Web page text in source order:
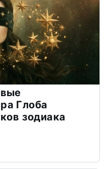
Глоба
зодиака